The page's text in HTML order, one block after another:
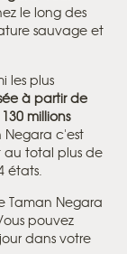
le long des
sauvage et
les plus
à partir de
millions
Negara c'est
au total plus de
états.
Taman Negara
pouvez
dans votre